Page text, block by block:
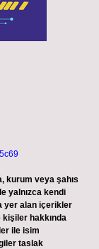
kurum veya şahıs
yalnızca kendi
yer alan içerikler
hakkında
ile isim
taslak